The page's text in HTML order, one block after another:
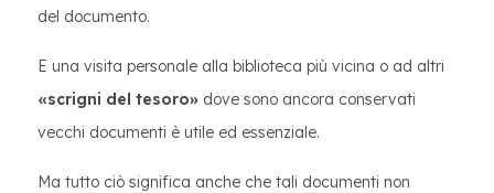
del documento.
E una visita personale alla biblioteca più vicina o ad altri
«scrigni del tesoro» dove sono ancora conservati
vecchi documenti è utile ed essenziale.
Ma tutto ciò significa anche che tali documenti non